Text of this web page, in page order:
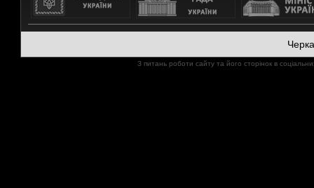
З питань роботи сайту та його сторінок в